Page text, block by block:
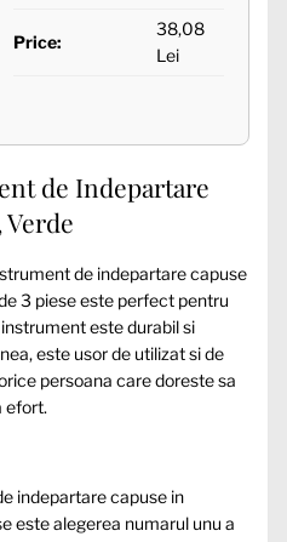
Price:
38,08
Lei
de Indepartare
Verde
de indepartare capuse
3 piese este perfect pentru
este durabil si
este usor de utilizat si de
persoana care doreste sa
efort.
indepartare capuse in
este alegerea numarul unu a